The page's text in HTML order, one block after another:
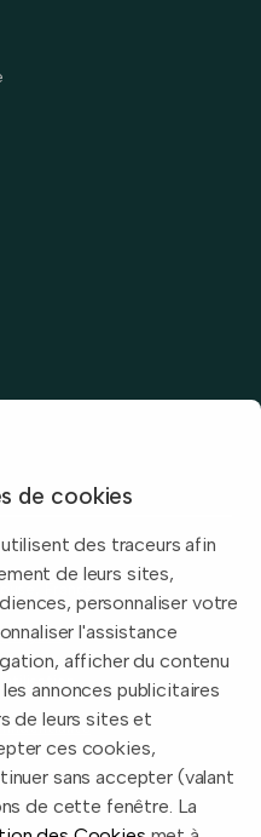
légales
de cookies
des traceurs afin
de leurs sites,
personnaliser votre
l'assistance
afficher du contenu
annonces publicitaires
de leurs sites et
ces cookies,
sans accepter (valant
de cette fenêtre. La